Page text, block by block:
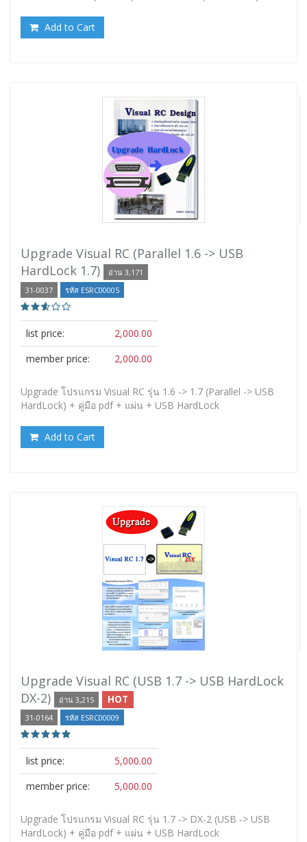
Add to Cart
Upgrade Visual RC (Parallel 1.6 -> USB
HardLock 1.7)
อ่าน 3,171
31-0037
รหัส ESRC00005
list price:
2,000.00
member price:
2,000.00
Upgrade โปรแกรม Visual RC รุ่น 1.6 -> 1.7 (Parallel -> USB
HardLock) + คู่มือ pdf + แผ่น + USB HardLock
Add to Cart
Upgrade Visual RC (USB 1.7 -> USB HardLock
DX-2)
อ่าน 3,215 HOT
31-0164 รหัส ESRC00009
list price:
5,000.00
member price:
5,000.00
Upgrade โปรแกรม Visual RC รุ่น 1.7 -> DX-2 (USB -> USB
HardLock) + คู่มือ pdf + แผ่น + USB HardLock